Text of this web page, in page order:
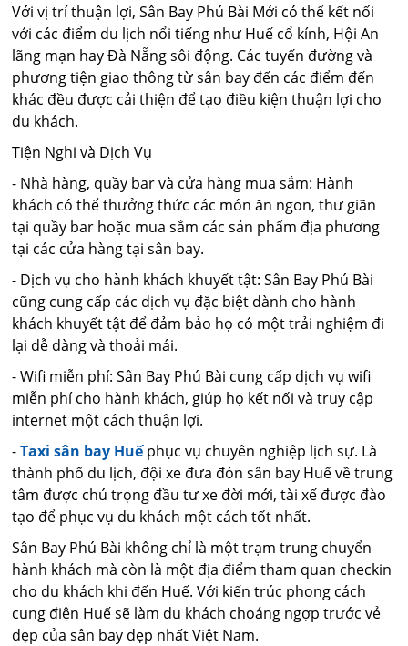
Với vị trí thuận lợi, Sân Bay Phú Bài Mới có thể kết nối
với các điểm du lịch nổi tiếng như Huế cổ kính, Hội An
lãng mạn hay Đà Nẵng sôi động. Các tuyến đường và
phương tiện giao thông từ sân bay đến các điểm đến
khác đều được cải thiện để tạo điều kiện thuận lợi cho
du khách.
Tiện Nghi và Dịch Vụ
- Nhà hàng, quầy bar và cửa hàng mua sắm: Hành
khách có thể thưởng thức các món ăn ngon, thư giãn
tại quầy bar hoặc mua sắm các sản phẩm địa phương
tại các cửa hàng tại sân bay.
- Dịch vụ cho hành khách khuyết tật: Sân Bay Phú Bài
cũng cung cấp các dịch vụ đặc biệt dành cho hành
khách khuyết tật để đảm bảo họ có một trải nghiệm đi
lại dễ dàng và thoải mái.
- Wifi miễn phí: Sân Bay Phú Bài cung cấp dịch vụ wifi
miễn phí cho hành khách, giúp họ kết nối và truy cập
internet một cách thuận lợi.
-Taxi sân bay Huếphục vụ chuyên nghiệp lịch sự. Là
thành phố du lịch, đội xe đưa đón sân bay Huế về trung
tâm được chú trọng đầu tư xe đời mới, tài xế được đào
tạo để phục vụ du khách một cách tốt nhất.
Sân Bay Phú Bài không chỉ là một trạm trung chuyển
hành khách mà còn là một địa điểm tham quan checkin
cho du khách khi đến Huế. Với kiến trúc phong cách
cung điện Huế sẽ làm du khách choáng ngợp trước vẻ
đẹp của sân bay đẹp nhất Việt Nam.